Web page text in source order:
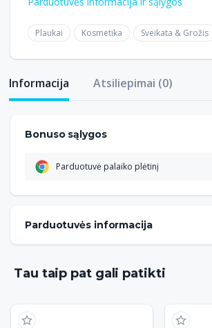
Plaukai Kosmetika Sveikata & Grožis
Informacija Atsiliepimai (0)
Bonuso sąlygos
Parduotuvė palaiko plėtinį
ir pristatymo kaštų.
Parduotuvės informacija
rasite gerai žinomų prekinių ženklų
Vichy, NARS, MAC ir kt. Ateik ir pamatyk
Tau taip pat gali patikti